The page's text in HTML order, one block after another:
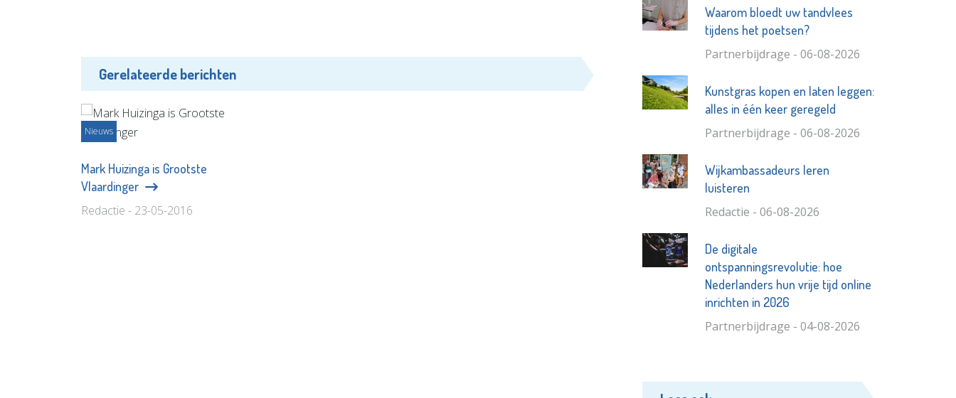
Gerelateerde berichten
Nieuws
Mark Huizinga is Grootste
Vlaardinger
Redactie - 23-05-2016
Waarom bloedt uw tandvlees
tijdens het poetsen?
Partnerbijdrage - 06-08-2026
Kunstgras kopen en laten leggen:
alles in één keer geregeld
Partnerbijdrage - 06-08-2026
Wijkambassadeurs leren
luisteren
Redactie - 06-08-2026
De digitale
ontspanningsrevolutie: hoe
Nederlanders hun vrije tijd online
inrichten in 2026
Partnerbijdrage - 04-08-2026